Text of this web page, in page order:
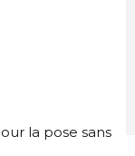
la pose sans